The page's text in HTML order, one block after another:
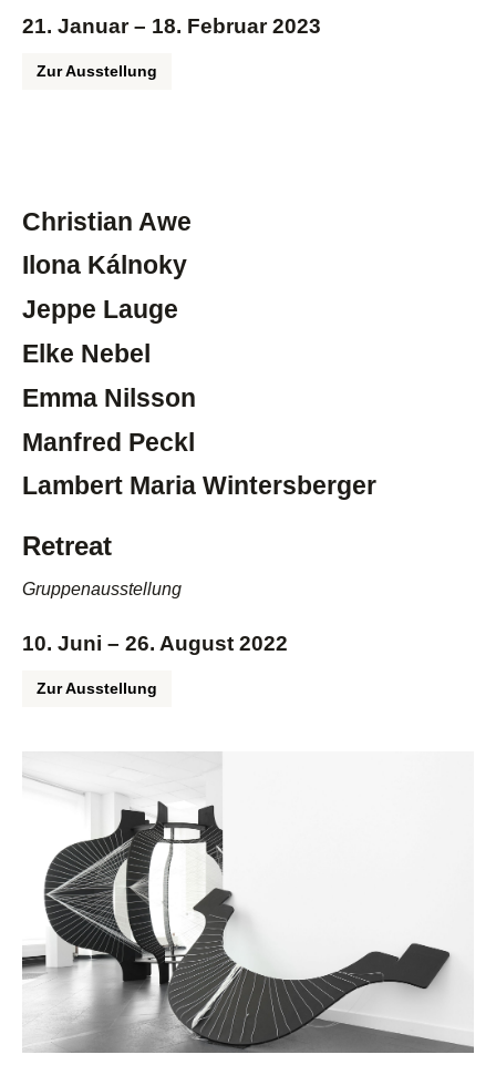
21. Januar – 18. Februar 2023
Zur Ausstellung
Christian Awe
Ilona Kálnoky
Jeppe Lauge
Elke Nebel
Emma Nilsson
Manfred Peckl
Lambert Maria Wintersberger
Retreat
Gruppenausstellung
10. Juni – 26. August 2022
Zur Ausstellung